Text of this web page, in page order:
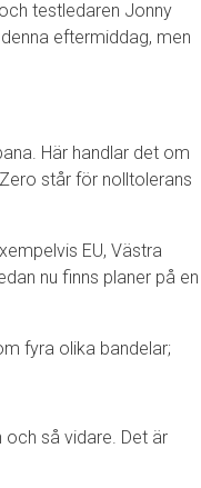
testledaren Jonny
eftermiddag, men
Här handlar det om
står för nolltolerans
EU, Västra
nu finns planer på en
fyra olika bandelar;
så vidare. Det är